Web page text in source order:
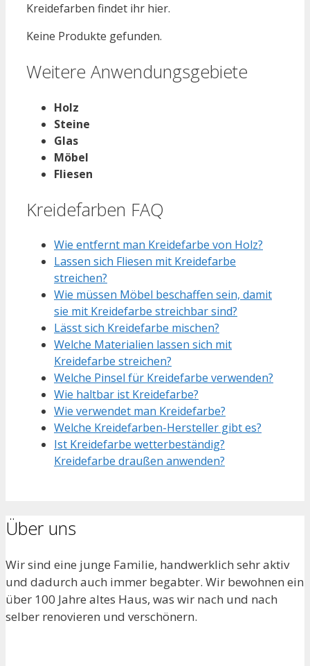
Kreidefarben findet ihr hier.
Keine Produkte gefunden.
Weitere Anwendungsgebiete
Holz
Steine
Glas
Möbel
Fliesen
Kreidefarben FAQ
Wie entfernt man Kreidefarbe von Holz?
Lassen sich Fliesen mit Kreidefarbe
streichen?
Wie müssen Möbel beschaffen sein, damit
sie mit Kreidefarbe streichbar sind?
Lässt sich Kreidefarbe mischen?
Welche Materialien lassen sich mit
Kreidefarbe streichen?
Welche Pinsel für Kreidefarbe verwenden?
Wie haltbar ist Kreidefarbe?
Wie verwendet man Kreidefarbe?
Welche Kreidefarben-Hersteller gibt es?
Ist Kreidefarbe wetterbeständig?
Kreidefarbe draußen anwenden?
Über uns
Wir sind eine junge Familie, handwerklich sehr aktiv
und dadurch auch immer begabter. Wir bewohnen ein
über 100 Jahre altes Haus, was wir nach und nach
selber renovieren und verschönern.